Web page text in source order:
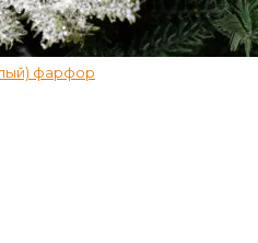
фарфор